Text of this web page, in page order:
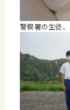
警察署の生徒